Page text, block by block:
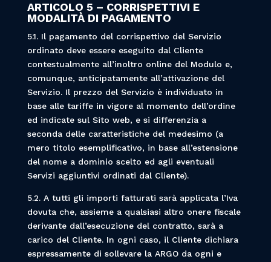
ARTICOLO 5 – CORRISPETTIVI E
MODALITÀ DI PAGAMENTO
5.1. Il pagamento del corrispettivo del Servizio
ordinato deve essere eseguito dal Cliente
contestualmente all’inoltro online del Modulo e,
comunque, anticipatamente all’attivazione del
Servizio. Il prezzo del Servizio è individuato in
base alle tariffe in vigore al momento dell’ordine
ed indicate sul Sito web, e si differenzia a
seconda delle caratteristiche del medesimo (a
mero titolo esemplificativo, in base all’estensione
del nome a dominio scelto ed agli eventuali
Servizi aggiuntivi ordinati dal Cliente).
5.2. A tutti gli importi fatturati sarà applicata l’Iva
dovuta che, assieme a qualsiasi altro onere fiscale
derivante dall’esecuzione del contratto, sarà a
carico del Cliente. In ogni caso, il Cliente dichiara
espressamente di sollevare la ARGO da ogni e